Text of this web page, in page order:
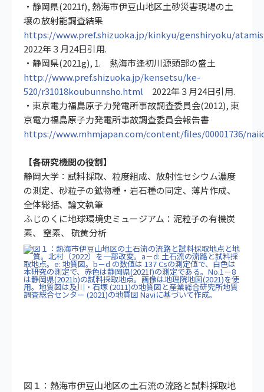
・静岡県(2021f), 熱海市伊豆山地区土砂災害現場の土
壌の放射能調査結果
https://www.pref.shizuoka.jp/kinkyu/genshiryoku/
2022年３月24日引用.
・静岡県(2021g), 1. 熱海市逢初川源頭部の盛土
http://www.pref.shizuoka.jp/kensetsu/ke-
520/r31018koubunnsho.html 2022年３月24日引用.
・東京電力福島原子力発電所事故調査委員会(2012), 東
京電力福島原子力発電所事故調査委員会報告書
https://www.mhmjapan.com/content/files/00001736/
【各研究機関の役割】
静岡大学：試料採取、粒度組成、放射性セシウム濃度
の測定、砂粒子の鉱物種・岩石種の同定、薄片作成、
全体総括、論文執筆
ふじのくに地球環境史ミュージアム：泥粒子の有機炭
素、 窒素、 硫黄分析
図１：熱海市伊豆山地区の土石流の流路と試料採取地